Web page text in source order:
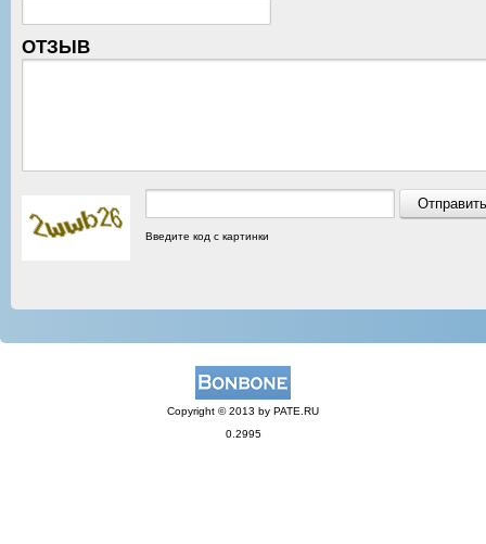
ОТЗЫВ
Введите код с картинки
Copyright © 2013 by PATE.RU
0.2995